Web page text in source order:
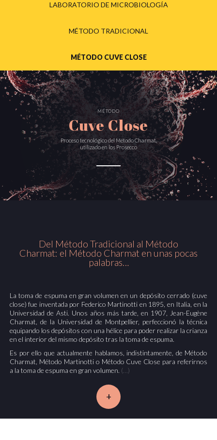
LABORATORIO DE MICROBIOLOGÍA
MÉTODO TRADICIONAL
MÉTODO CUVE CLOSE
MÉTODO
Cuve Close
Proceso tecnológico del Método Charmat,
utilizado en los Prosecco
Del Método Tradicional al Método
Charmat: el Método Charmat en unas pocas
palabras…
La toma de espuma en gran volumen en un depósito cerrado (cuve
close) fue inventada por Federico Martinotti en 1895, en Italia, en la
Universidad de Asti. Unos años más tarde, en 1907, Jean-Eugène
Charmat, de la Universidad de Montpellier, perfeccionó la técnica
equipando los depósitos con una hélice para poder realizar la crianza
en el interior del mismo depósito tras la toma de espuma.
Es por ello que actualmente hablamos, indistintamente, de Método
Charmat, Método Martinotti o Método Cuve Close para referirnos
a la toma de espuma en gran volumen. (…)
+